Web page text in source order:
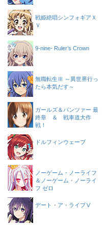
戦姫絶唱シンフォギアＸ
Ｖ
9-nine- Ruler’s Crown
無職転生Ⅲ ～異世界行っ
たら本気だす～
ガールズ＆パンツァー 最
終章 ＆ 戦車道大作
戦！
ドルフィンウェーブ
ノーゲーム・ノーライフ
＆ノーゲーム・ノーライ
フ ゼロ
デート・ア・ライブⅤ